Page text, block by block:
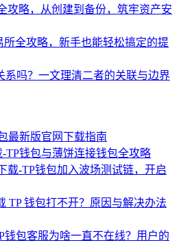
攻略，从创建到备份，筑牢资产安
所全攻略，新手也能轻松搞定的提
系吗？一文理清二者的关联与边界
最新版官网下载指南
TP钱包与薄饼连接钱包全攻略
载-TP钱包加入波场测试链，开启
TP 钱包打不开？原因与解决办法
钱包客服为啥一直不在线？用户的